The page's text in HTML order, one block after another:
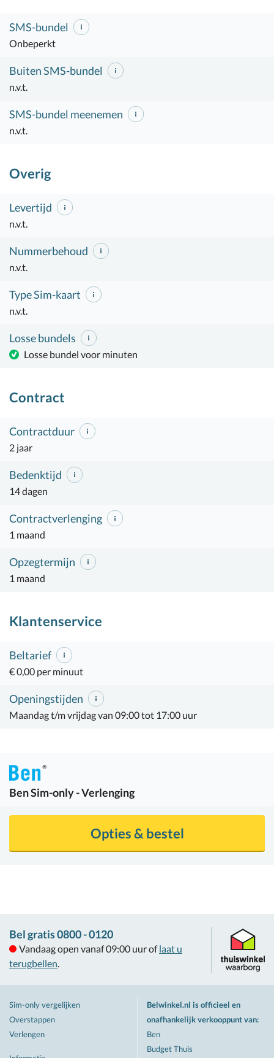
SMS-bundel
Onbeperkt
Buiten SMS-bundel
n.v.t.
SMS-bundel meenemen
n.v.t.
Overig
Levertijd
n.v.t.
Nummerbehoud
n.v.t.
Type Sim-kaart
n.v.t.
Losse bundels
Losse bundel voor minuten
Contract
Contractduur
2 jaar
Bedenktijd
14 dagen
Contractverlenging
1 maand
Opzegtermijn
1 maand
Klantenservice
Beltarief
€ 0,00 per minuut
Openingstijden
Maandag t/m vrijdag van 09:00 tot 17:00 uur
BenSim-only - Verlenging
Opties & bestel
Bel gratis 0800 - 0120
Vandaag open vanaf 09:00 uur of laat u
terugbellen.
Sim-only vergelijken
Overstappen
Verlengen
Belwinkel.nl is officieel en
onafhankelijk verkooppunt van:
Ben
Budget Thuis